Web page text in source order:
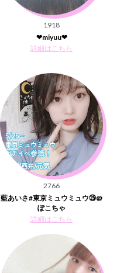
1918
❤︎miyuu❤︎
詳細はこちら
2766
藍あいさ#東京ミュウミュウ㉕@
ぽこちゃ
詳細はこちら